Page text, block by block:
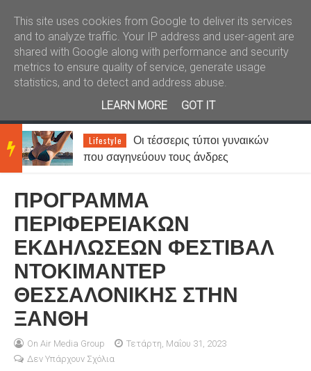
Καλώς ήλθατε Kral News
BRE
AKIN
NEW
Lifestyle
Οι τέσσερις τύποι γυναικών
που σαγηνεύουν τους άνδρες
ΠΡΟΓΡΑΜΜΑ
ΠΕΡΙΦΕΡΕΙΑΚΩΝ
ΕΚΔΗΛΩΣΕΩΝ ΦΕΣΤΙΒΑΛ
ΝΤΟΚΙΜΑΝΤΕΡ
ΘΕΣΣΑΛΟΝΙΚΗΣ ΣΤΗΝ
ΞΑΝΘΗ
On Air Media Group
Τετάρτη, Μαΐου 31, 2023
Δεν Υπάρχουν Σχόλια
This site uses cookies from Google to deliver its services
and to analyze traffic. Your IP address and user-agent are
shared with Google along with performance and security
metrics to ensure quality of service, generate usage
statistics, and to detect and address abuse.
LEARN MORE
GOT IT